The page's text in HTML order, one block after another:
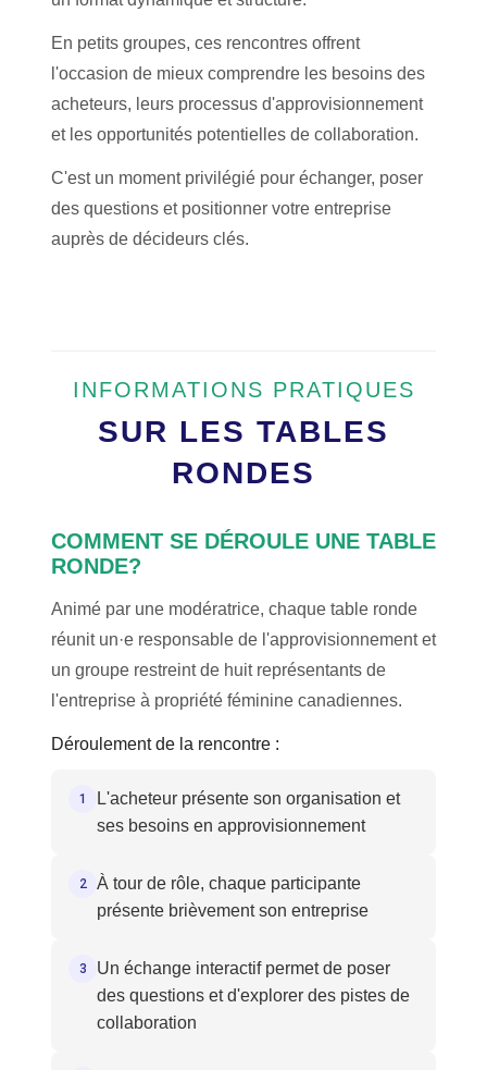
En petits groupes, ces rencontres offrent
l'occasion de mieux comprendre les besoins des
acheteurs, leurs processus d'approvisionnement
et les opportunités potentielles de collaboration.
C'est un moment privilégié pour échanger, poser
des questions et positionner votre entreprise
auprès de décideurs clés.
INFORMATIONS PRATIQUES
SUR LES TABLES
RONDES
COMMENT SE DÉROULE UNE TABLE
RONDE?
Animé par une modératrice, chaque table ronde
réunit un·e responsable de l'approvisionnement et
un groupe restreint de huit représentants de
l'entreprise à propriété féminine canadiennes.
Déroulement de la rencontre :
1
L'acheteur présente son organisation et
ses besoins en approvisionnement
2
À tour de rôle, chaque participante
présente brièvement son entreprise
3
Un échange interactif permet de poser
des questions et d'explorer des pistes de
collaboration